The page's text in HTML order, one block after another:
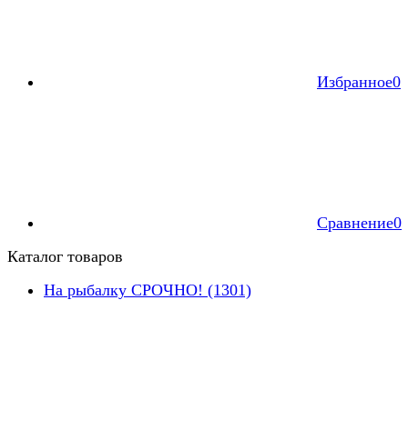
Избранное0
Сравнение0
Каталог товаров
На рыбалку СРОЧНО! (1301)